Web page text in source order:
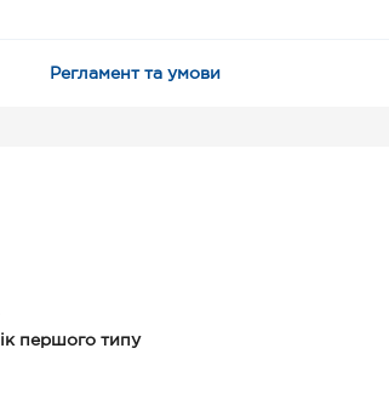
Регламент та умови
першого типу